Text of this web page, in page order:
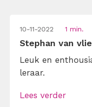
10-11-2022 1 min.
Stephan van
Leuk en
leraar.
Lees verder